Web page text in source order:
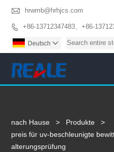
 hrwmb@hrhjcs.com
 +86-13712347483、+86-
Deutsch 
nach Hause > Produkte
>
preis für uv-beschleunigte
alterungsprüfung